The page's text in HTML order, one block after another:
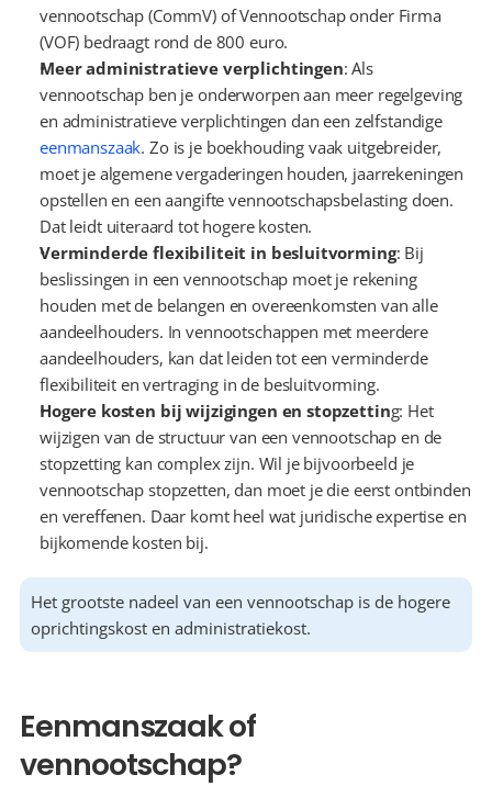
vennootschap (CommV) of Vennootschap onder Firma
(VOF) bedraagt rond de 800 euro.
Meer administratieve verplichtingen: Als
vennootschap ben je onderworpen aan meer regelgeving
en administratieve verplichtingen dan een zelfstandige
eenmanszaak. Zo is je boekhouding vaak uitgebreider,
moet je algemene vergaderingen houden, jaarrekeningen
opstellen en een aangifte vennootschapsbelasting doen.
Dat leidt uiteraard tot hogere kosten.
Verminderde flexibiliteit in besluitvorming: Bij
beslissingen in een vennootschap moet je rekening
houden met de belangen en overeenkomsten van alle
aandeelhouders. In vennootschappen met meerdere
aandeelhouders, kan dat leiden tot een verminderde
flexibiliteit en vertraging in de besluitvorming.
Hogere kosten bij wijzigingen en stopzetting: Het
wijzigen van de structuur van een vennootschap en de
stopzetting kan complex zijn. Wil je bijvoorbeeld je
vennootschap stopzetten, dan moet je die eerst ontbinden
en vereffenen. Daar komt heel wat juridische expertise en
bijkomende kosten bij.
Het grootste nadeel van een vennootschap is de hogere
oprichtingskost en administratiekost.
Eenmanszaak of
vennootschap?